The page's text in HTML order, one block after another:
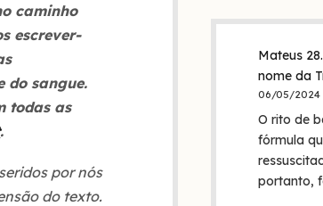
caminho
escrever-
do sangue.
todas as
.
por nós
do texto.
Mateus
nome da
06/05/2024
O rito de
fórmula
portanto,